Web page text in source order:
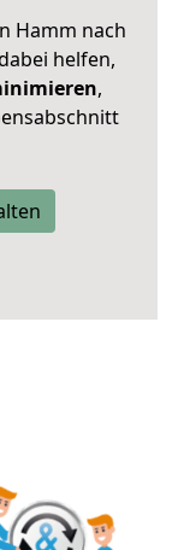
Hamm nach
helfen,
,